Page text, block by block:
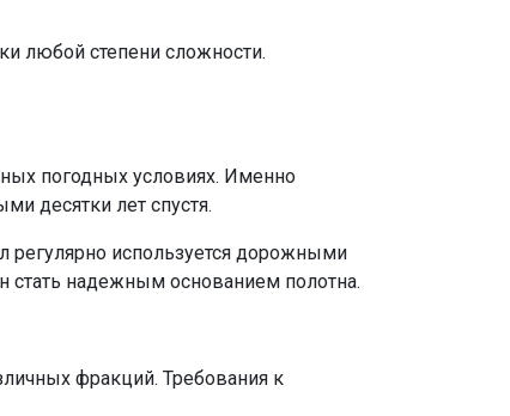
любой степени сложности.
погодных условиях. Именно
десятки лет спустя.
регулярно используется дорожными
стать надежным основанием полотна.
фракций. Требования к